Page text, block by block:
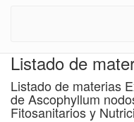
Listado de
Listado de materias
de Ascophyllum
Fitosanitarios y